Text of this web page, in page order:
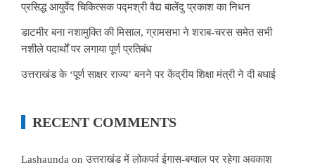
प्रसिद्ध आयुर्वेद चिकित्सक पद्मश्री वैद्य बालेंदु प्रकाश का निधन
डाटमीर बना नशामुक्ति की मिसाल, ग्रामसभा ने शराब-चरस समेत सभी
नशीले पदार्थों पर लगाया पूर्ण प्रतिबंध
उत्तराखंड के ‘पूर्ण साक्षर राज्य’ बनने पर केंद्रीय शिक्षा मंत्री ने दी बधाई
RECENT COMMENTS
Lashaunda onउत्तराखंड में लोकपर्व ईगास-बग्वाल पर रहेगा अवकाश